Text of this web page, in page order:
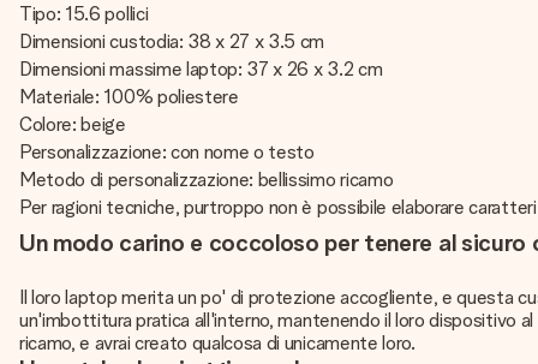
Tipo: 15.6 pollici
Dimensioni custodia: 38 x 27 x 3.5 cm
Dimensioni massime laptop: 37 x 26 x 3.2 cm
Materiale: 100% poliestere
Colore: beige
Personalizzazione: con nome o testo
Metodo di personalizzazione: bellissimo ricamo
Per ragioni tecniche, purtroppo non è possibile elaborare
Un modo carino e coccoloso per tenere al sicuro
Il loro laptop merita un po' di protezione accogliente, e questa
un'imbottitura pratica all'interno, mantenendo il loro dispositivo
ricamo, e avrai creato qualcosa di unicamente loro.